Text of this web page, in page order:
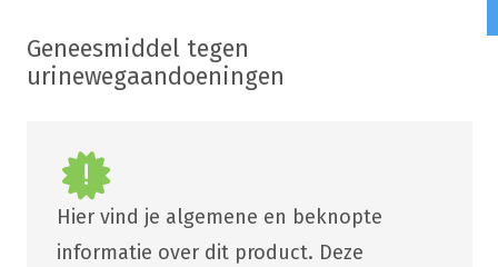
Geneesmiddel tegen
urinewegaandoeningen
Hier vind je algemene en beknopte
informatie over dit product. Deze